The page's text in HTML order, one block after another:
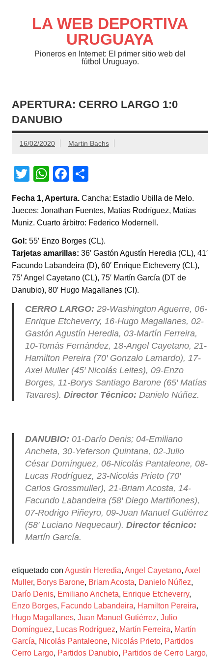
contenidoLA WEB DEPORTIVA
URUGUAYA
Pioneros en Internet: El primer sitio web del
fútbol Uruguayo.
APERTURA: CERRO LARGO 1:0
DANUBIO
16/02/2020 Martin Bachs
T
tt
er
W
at
s
A
p
p
F
c
e
b
o
o
k
m
p
ar
tir
Fecha 1, Apertura. Cancha: Estadio Ubilla de Melo.
Jueces: Jonathan Fuentes, Matías Rodríguez, Matías
Muniz. Cuarto árbitro: Federico Modernell.
Gol: 55′ Enzo Borges (CL).
Tarjetas amarillas: 36′ Gastón Agustín Heredia (CL), 41′
Facundo Labandeira (D), 60′ Enrique Etcheverry (CL),
75′ Angel Cayetano (CL), 75′ Martín García (DT de
Danubio), 80′ Hugo Magallanes (Cl).
CERRO LARGO: 29-Washington Aguerre, 06-
Enrique Etcheverry, 16-Hugo Magallanes, 02-
Gastón Agustín Heredia, 03-Martín Ferreira,
10-Tomás Fernández, 18-Angel Cayetano, 21-
Hamilton Pereira (70′ Gonzalo Lamardo), 17-
Axel Muller (45′ Nicolás Leites), 09-Enzo
Borges, 11-Borys Santiago Barone (65′ Matías
Tavares). Director Técnico: Danielo Núñez.
DANUBIO: 01-Darío Denis; 04-Emiliano
Ancheta, 30-Yeferson Quintana, 02-Julio
César Domínguez, 06-Nicolás Pantaleone, 08-
Lucas Rodríguez, 23-Nicolás Prieto (70′
Carlos Grossmuller), 21-Briam Acosta, 14-
Facundo Labandeira (58′ Diego Martiñones),
07-Rodrigo Piñeyro, 09-Juan Manuel Gutiérrez
(58′ Luciano Nequecaur). Director técnico:
Martín García.
etiquetado con Agustín Heredia, Angel Cayetano, Axel
Muller, Borys Barone, Briam Acosta, Danielo Núñez,
Darío Denis, Emiliano Ancheta, Enrique Etcheverry,
Enzo Borges, Facundo Labandeira, Hamilton Pereira,
Hugo Magallanes, Juan Manuel Gutiérrez, Julio
Domínguez, Lucas Rodríguez, Martín Ferreira, Martín
García, Nicolás Pantaleone, Nicolás Prieto, Partidos
Cerro Largo, Partidos Danubio, Partidos de Cerro Largo,